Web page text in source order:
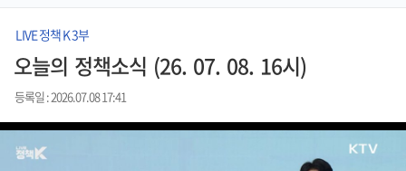
LIVE 정책 K 3부
오늘의 정책소식 (26. 07. 08. 16시)
등록일 : 2026.07.08 17:41